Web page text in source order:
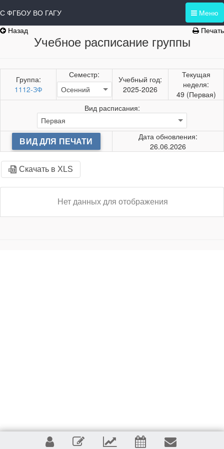
Меню
ФГБОУ ВО ГАГУ
Назад
Печать
Учебное расписание группы
Группа:
1112-ЗФ
Семестр:
Учебный год:
2025-2026
Текущая
неделя:
49 (Первая)
Вид расписания:
ВИД ДЛЯ ПЕЧАТИ
Дата обновления:
26.06.2026
Скачать в XLS
Нет данных для отображения